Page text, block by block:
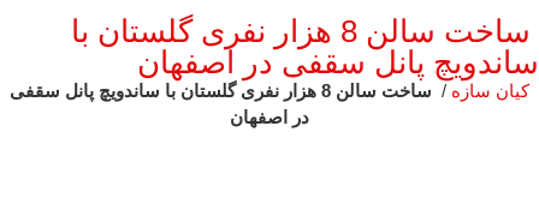
ساخت سالن 8 هزار نفری گلستان با
ساندویچ پانل سقفی در اصفهان
کیان سازه /
ساخت سالن 8 هزار نفری گلستان با ساندویچ پانل سقفی
در اصفهان